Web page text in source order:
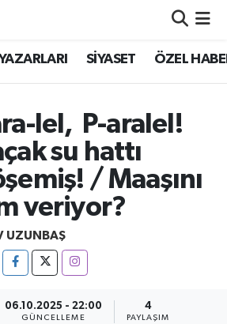
SİYASET ÖZEL
lel, P-aralel!
su hattı
/ Maaşını
veriyor?
UZUNBAŞ
06.10.2025 - 22:00
GÜNCELLEME
4
PAYLAŞIM
Eczaneler
Vakitleri
Yoğunluk Haritası
Durumu ve Fikstür